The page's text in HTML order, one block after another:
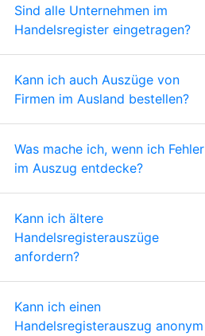
Sind alle Unternehmen im
Handelsregister eingetragen?
Kann ich auch Auszüge von
Firmen im Ausland bestellen?
Was mache ich, wenn ich Fehler
im Auszug entdecke?
Kann ich ältere
Handelsregisterauszüge
anfordern?
Kann ich einen
Handelsregisterauszug anonym